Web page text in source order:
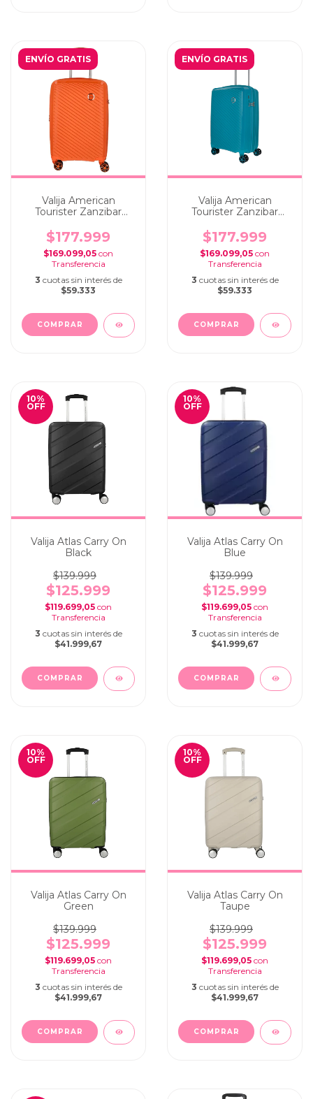
ENVÍO GRATIS
Valija American
Tourister Zanzibar
Orange
$177.999
$169.099,05 con
3 cuotas sin interés de
$59.333
ENVÍO GRATIS
Valija American
Tourister Zanzibar
Blue
$177.999
$169.099,05 con
3 cuotas sin interés de
$59.333
10%
OFF
Valija Atlas Carry On
Black
$139.999
$125.999
$119.699,05 con
3 cuotas sin interés de
$41.999,67
10%
OFF
Valija Atlas Carry On
Blue
$139.999
$125.999
$119.699,05 con
3 cuotas sin interés de
$41.999,67
10%
OFF
Valija Atlas Carry On
Green
$139.999
$125.999
$119.699,05 con
3 cuotas sin interés de
$41.999,67
10%
OFF
Valija Atlas Carry On
Taupe
$139.999
$125.999
$119.699,05 con
3 cuotas sin interés de
$41.999,67